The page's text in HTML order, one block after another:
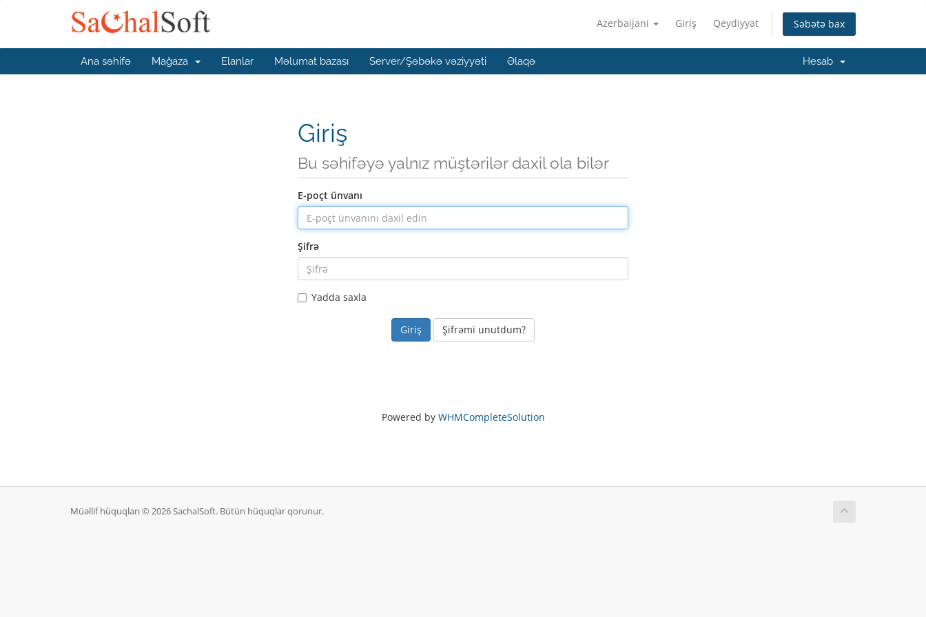
Azerbaijani Giriş Qeydiyyat Səbətə bax
Ana səhifə Mağaza Elanlar Məlumat bazası Server/Şəbəkə vəziyyəti Əlaqə Hesab
Giriş
Bu səhifəyə yalnız müştərilər daxil ola bilər
E-poçt ünvanı
Şifrə
Yadda saxla
Şifrəmi unutdum?
Powered by WHMCompleteSolution
Müəllif hüquqları © 2026 SachalSoft. Bütün hüquqlar qorunur.